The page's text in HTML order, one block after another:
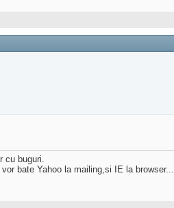
cu buguri.
bate Yahoo la mailing,si IE la browser...